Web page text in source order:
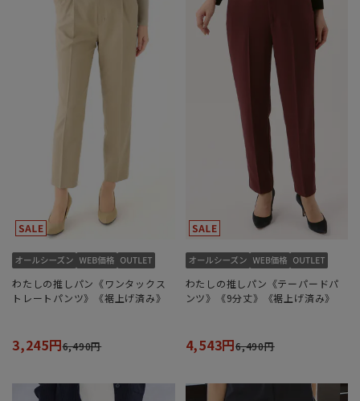
わたしの推しパン《ワンタックス
トレートパンツ》《裾上げ済み》
3,245円6,490円
わたしの推しパン《テーパードパ
ンツ》《9分丈》《裾上げ済み》
4,543円6,490円